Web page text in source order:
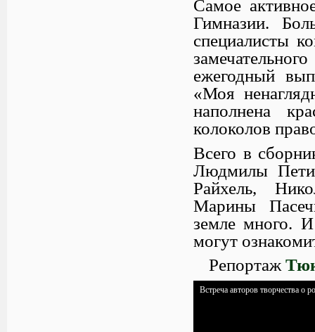
Самое
Гимназии.
специалисты
ежегодный
«Моя
наполнена
колоколов
Всего в
Людмилы
Райхель,
Марины
земле много.
могут
Репортаж
Встреча авторов творчества о